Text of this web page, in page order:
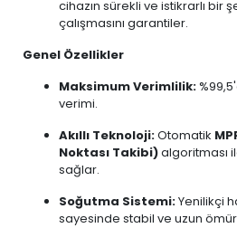
cihazın sürekli ve istikrarlı bir
çalışmasını garantiler.
Genel Özellikler
Maksimum Verimlilik:
verimi.
Akıllı Teknoloji:Otomatik
Noktası Takibi)algoritması
sağlar.
Soğutma Sistemi:Yenilikçi
sayesinde stabil ve uzun